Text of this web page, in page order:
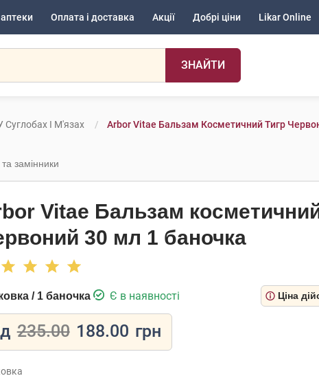
Оплата і доставка Акції Добрі ціни Likar Online
ЗНАЙТИ
Суглобах І М'язах Arbor Vitae Бальзам Косметичний Тигр
замінники
Vitae Бальзам
30 мл 1 баночка
/ 1 баночка Є в наявності Ціна
235.00 188.00 грн